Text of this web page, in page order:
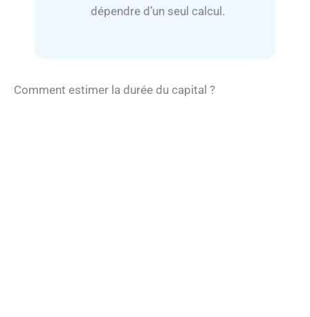
dépendre d’un seul calcul.
Comment estimer la durée du capital ?